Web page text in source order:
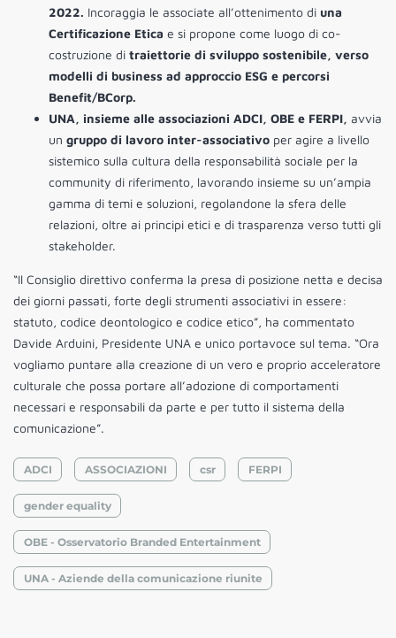
2022. Incoraggia le associate all’ottenimento di una
Certificazione Etica e si propone come luogo di co-
costruzione di traiettorie di sviluppo sostenibile, verso
modelli di business ad approccio ESG e percorsi
Benefit/BCorp.
UNA, insieme alle associazioni ADCI, OBE e FERPI, avvia
un gruppo di lavoro inter-associativo per agire a livello
sistemico sulla cultura della responsabilità sociale per la
community di riferimento, lavorando insieme su un’ampia
gamma di temi e soluzioni, regolandone la sfera delle
relazioni, oltre ai principi etici e di trasparenza verso tutti gli
stakeholder.
“Il Consiglio direttivo conferma la presa di posizione netta e decisa
dei giorni passati, forte degli strumenti associativi in essere:
statuto, codice deontologico e codice etico”, ha commentato
Davide Arduini, Presidente UNA e unico portavoce sul tema. “Ora
vogliamo puntare alla creazione di un vero e proprio acceleratore
culturale che possa portare all’adozione di comportamenti
necessari e responsabili da parte e per tutto il sistema della
comunicazione”.
ADCI ASSOCIAZIONI csr FERPI
gender equality
OBE - Osservatorio Branded Entertainment
UNA - Aziende della comunicazione riunite